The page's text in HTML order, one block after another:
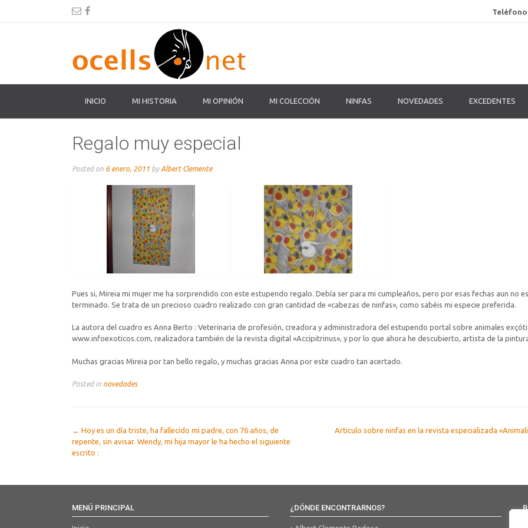
INICIO MI HISTORIA MI OPINIÓN MI COLECCIÓN NINFAS NOVEDADES EXCEDENTES
Regalo muy especial
Posted on 6 enero, 2011 by Albert Clemente
Pues si, Mireia mi mujer me ha sorprendido con este estupendo regalo. Debía ser para mi cumpleaños, pero por esas fechas aun no
terminado. Se trata de un precioso cuadro realizado con gran cantidad de «cabezas de ninfas», como sabéis mi especie preferida.
La autora del cuadro es Anna Berto : Veterinaria de profesión, creadora y administradora del estupendo portal sobre animales
www.infoexoticos.com, realizadora también de la revista digital «Accipitrinus», y por lo que ahora he descubierto, artista de la
Muchas gracias Mireia por tan bello regalo, y muchas gracias Anna por este cuadro tan acertado.
Posted in novedades
Post
navigation
← Hoy es un día triste, ha fallecido mi padre, con 76 años, de
repente, sin avisar. Wendy, mi hija mayor le ha hecho el siguiente
escrito :
Articulo sobre ninfas en la revista especializada
MENÚ PRINCIPAL ¿DÓNDE ENCONTRARNOS?